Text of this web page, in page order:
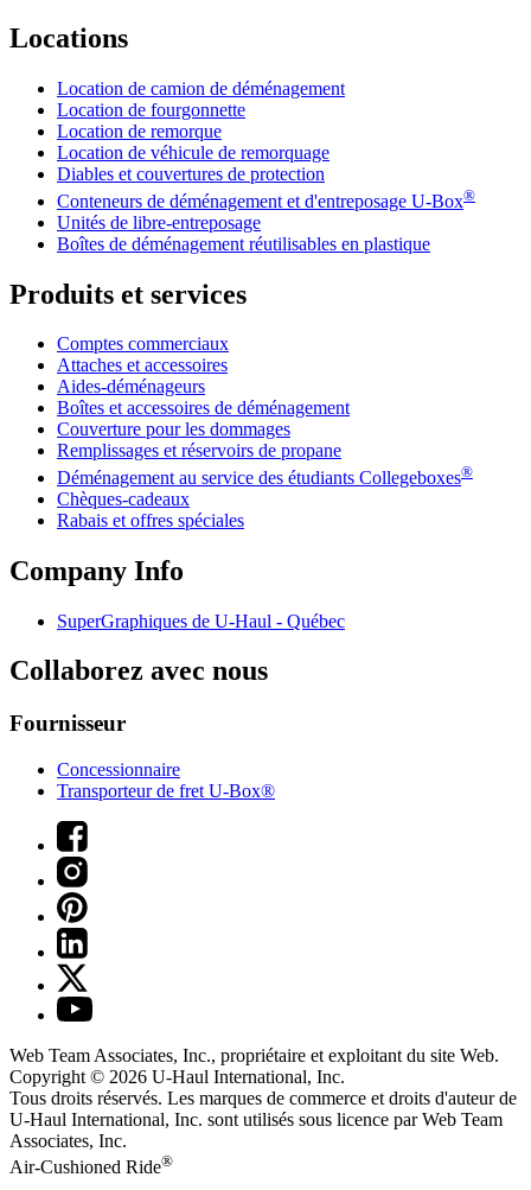
Locations
Location de camion de déménagement
Location de fourgonnette
Location de remorque
Location de véhicule de remorquage
Diables et couvertures de protection
Conteneurs de déménagement et d'entreposage U-Box®
Unités de libre-entreposage
Boîtes de déménagement réutilisables en plastique
Produits et services
Comptes commerciaux
Attaches et accessoires
Aides-déménageurs
Boîtes et accessoires de déménagement
Couverture pour les dommages
Remplissages et réservoirs de propane
Déménagement au service des étudiants Collegeboxes®
Chèques-cadeaux
Rabais et offres spéciales
Company Info
SuperGraphiques de U-Haul - Québec
Collaborez avec nous
Fournisseur
Concessionnaire
Transporteur de fret U-Box®
Web Team Associates, Inc., propriétaire et exploitant du site Web.
Copyright © 2026 U-Haul International, Inc.
Tous droits réservés. Les marques de commerce et droits d'auteur de
U-Haul International, Inc. sont utilisés sous licence par Web Team
Associates, Inc.
Air-Cushioned Ride®